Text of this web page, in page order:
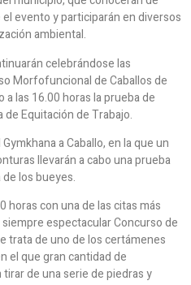
evento y participarán en diversos
ambiental.
celebrándose las
Morfofuncional de Caballos de
a las 16.00 horas la prueba de
de Equitación de Trabajo.
a Caballo, en la que un
llevarán a cabo una prueba
los bueyes.
horas con una de las citas más
espectacular Concurso de
trata de uno de los certámenes
el que gran cantidad de
de una serie de piedras y